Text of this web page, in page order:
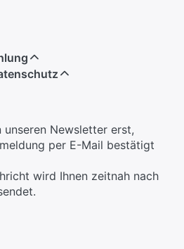
unseren Newsletter erst,
per E-Mail bestätigt
wird Ihnen zeitnah nach